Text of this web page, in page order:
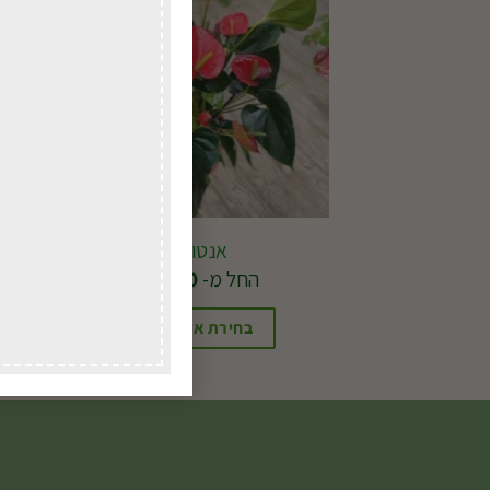
אנטוריום
החל מ-78.00
בחירת אפשרויות
זה